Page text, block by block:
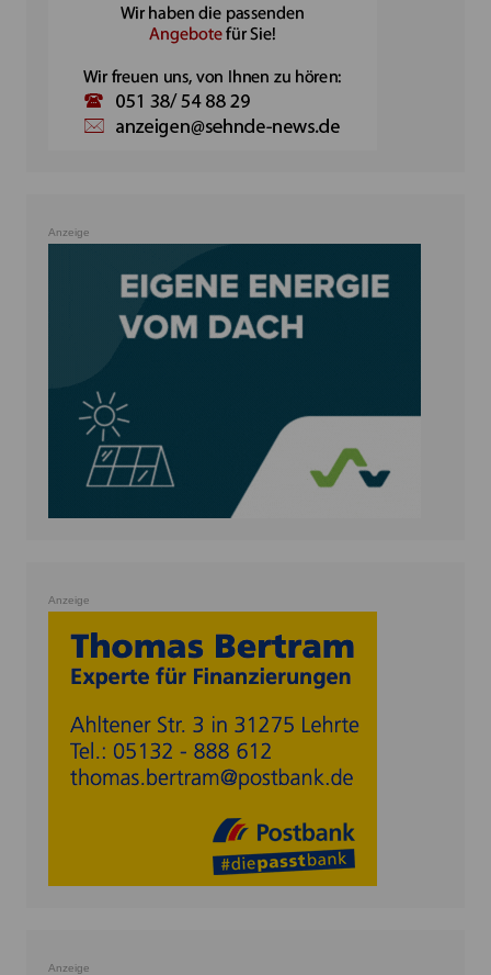
Anzeige
Anzeige
Anzeige